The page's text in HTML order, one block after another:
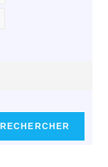
RECHERCHER